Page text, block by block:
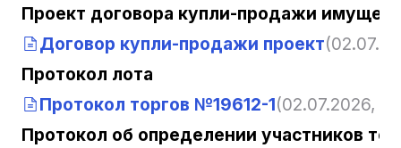
Проект договора купли-продажи
Договор купли-продажи проект
Протокол лота
Протокол торгов №19612-1(02.07.2026,
Протокол об определении участников